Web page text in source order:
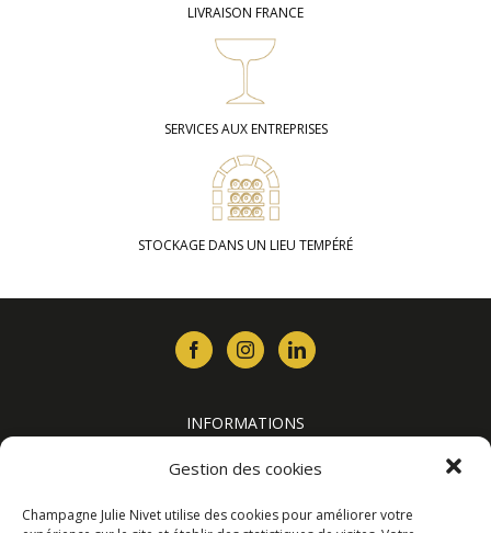
Gestion des cookies
Champagne Julie Nivet utilise des cookies pour améliorer votre
LIVRAISON FRANCE
SERVICES AUX ENTREPRISES
STOCKAGE DANS UN LIEU TEMPÉRÉ
INFORMATIONS
Où nous trouver ?
Livraison